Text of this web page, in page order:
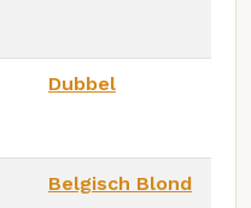
Dubbel
Belgisch Blond